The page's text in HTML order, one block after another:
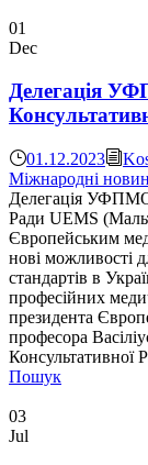
01
Dec
Делегація
01.12.2023
Міжнародні
Делегація УФПМО
Ради UEMS
Європейським
нові можливості
стандартів в
професійних
президента
професора
Консультативної
Пошук
03
Jul